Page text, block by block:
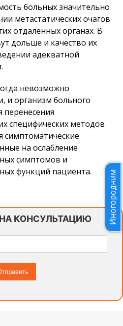
больных значительно
метастатических очагов
отдаленных органах. В
дольше и качество их
адекватной
невозможно
и организм больного
перенесения
специфических методов
симптоматические
на ослабление
симптомов и
функций пациента.
КОНСУЛЬТАЦИЮ Иногородним